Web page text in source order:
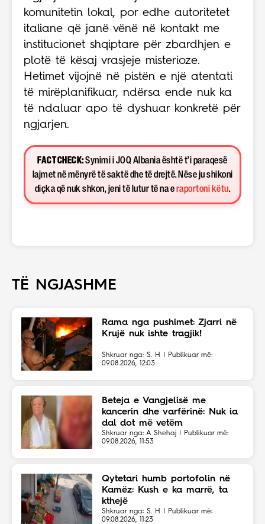
komunitetin lokal, por edhe autoritetet
italiane që janë vënë në kontakt me
institucionet shqiptare për zbardhjen e
plotë të kësaj vrasjeje misterioze.
Hetimet vijojnë në pistën e një atentati
të mirëplanifikuar, ndërsa ende nuk ka
të ndaluar apo të dyshuar konkretë për
ngjarjen.
FACT CHECK:Synimi i JOQ Albania është t’i paraqesë
lajmet në mënyrë të saktë dhe të drejtë. Nëse ju shikoni
diçka që nuk shkon, jeni të lutur të na e raportoni këtu.
TË NGJASHME
Rama nga pushimet: Zjarri në
Krujë nuk ishte tragjik!
Shkruar nga: S. H | Publikuar më:
09.08.2026, 12:03
Beteja e Vangjelisë me
kancerin dhe varfërinë: Nuk ia
dal dot më vetëm
Shkruar nga: A Shehaj | Publikuar më:
09.08.2026, 11:53
Qytetari humb portofolin në
Kamëz: Kush e ka marrë, ta
kthejë
Shkruar nga: S. H | Publikuar më:
09.08.2026, 11:23